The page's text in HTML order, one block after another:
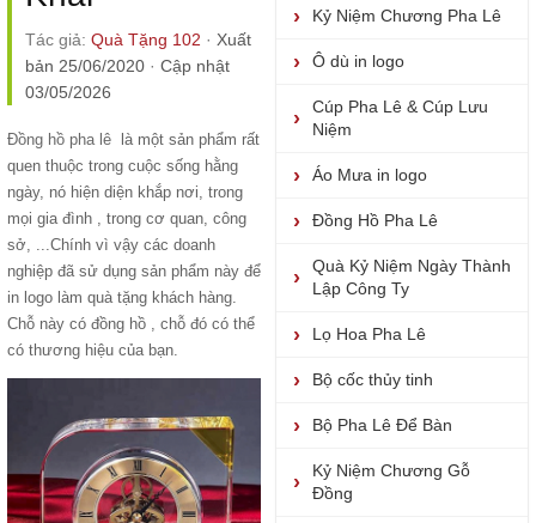
Tác giả: Quà Tặng 102 · Xuất
bản 25/06/2020 · Cập nhật
03/05/2026
Đồng hồ pha lê là một sản phẩm rất
quen thuộc trong cuộc sống hằng
ngày, nó hiện diện khắp nơi, trong
mọi gia đình , trong cơ quan, công
sở, ...Chính vì vậy các doanh
nghiệp đã sử dụng sản phẩm này để
in logo làm quà tặng khách hàng.
Chỗ này có đồng hồ , chỗ đó có thể
có thương hiệu của bạn.
Kỷ Niệm Chương Pha Lê
Ô dù in logo
Cúp Pha Lê & Cúp Lưu
Niệm
Áo Mưa in logo
Đồng Hồ Pha Lê
Quà Kỷ Niệm Ngày Thành
Lập Công Ty
Lọ Hoa Pha Lê
Bộ cốc thủy tinh
Bộ Pha Lê Để Bàn
Kỷ Niệm Chương Gỗ
Đồng